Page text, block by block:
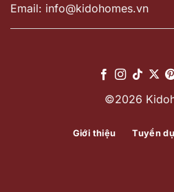
Email: info@kidohomes.vn
©2026
Giới thiệu Tuyển